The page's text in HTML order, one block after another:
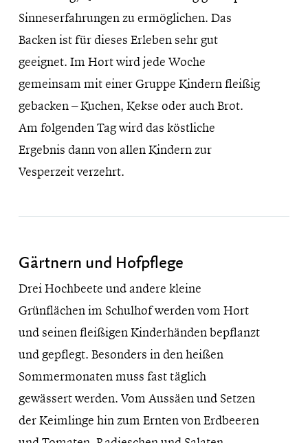
Sinneserfahrungen zu ermöglichen. Das
Backen ist für dieses Erleben sehr gut
geeignet. Im Hort wird jede Woche
gemeinsam mit einer Gruppe Kindern fleißig
gebacken – Kuchen, Kekse oder auch Brot.
Am folgenden Tag wird das köstliche
Ergebnis dann von allen Kindern zur
Vesperzeit verzehrt.
Gärtnern und Hofpflege
Drei Hochbeete und andere kleine
Grünflächen im Schulhof werden vom Hort
und seinen fleißigen Kinderhänden bepflanzt
und gepflegt. Besonders in den heißen
Sommermonaten muss fast täglich
gewässert werden. Vom Aussäen und Setzen
der Keimlinge hin zum Ernten von Erdbeeren